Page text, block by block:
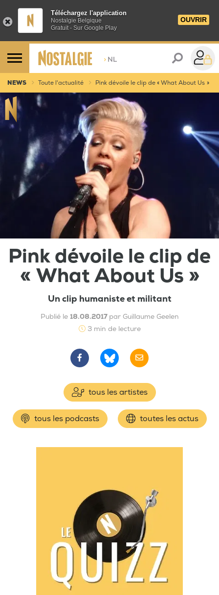
Téléchargez l'application
Nostalgie Belgique
Gratuit - Sur Google Play
OUVRIR
> NL
NEWS Toute l'actualité Pink dévoile le clip de « What About Us »
Pink dévoile le clip de
« What About Us »
Un clip humaniste et militant
Publié le 18.08.2017 par Guillaume Geelen
3 min de lecture
tous les artistes
tous les podcasts toutes les actus